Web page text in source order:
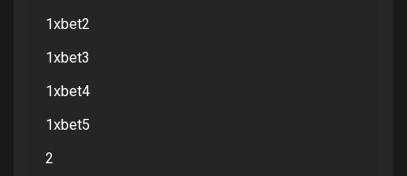
1xbet2
1xbet3
1xbet4
1xbet5
2